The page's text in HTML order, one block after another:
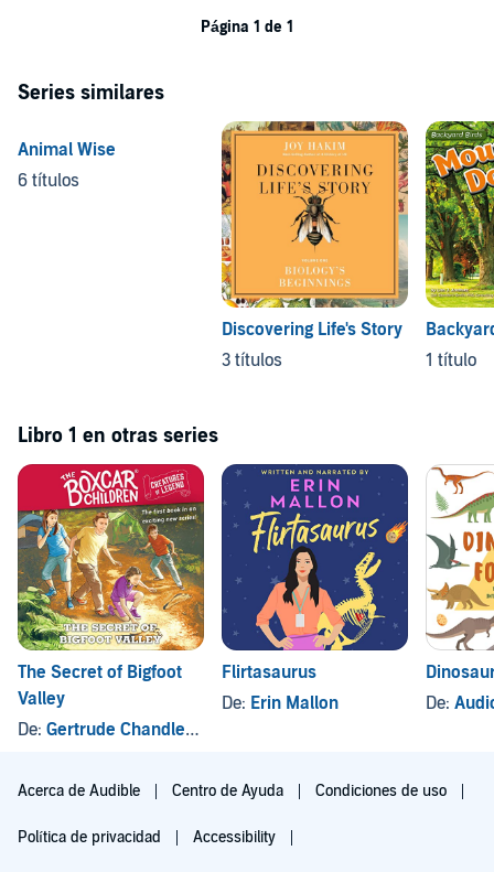
Página 1 de 1
Series similares
Animal Wise
6 títulos
Discovering Life's Story
3 títulos
1 título
Libro 1 en otras series
The Secret of Bigfoot
Valley
De: Gertrude Chandler Warner
Flirtasaurus
De: Erin Mallon
De: Audio
Acerca de Audible Centro de Ayuda Condiciones de uso
Política de privacidad Accessibility